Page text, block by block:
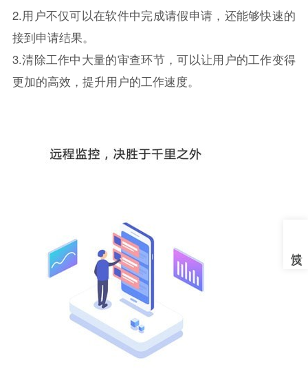
2.用户不仅可以在软件中完成请假申请，还能够快速的
接到申请结果。
3.清除工作中大量的审查环节，可以让用户的工作变得
更加的高效，提升用户的工作速度。